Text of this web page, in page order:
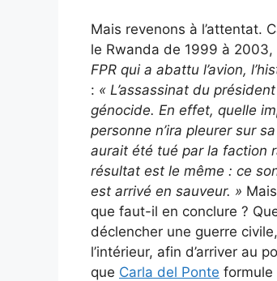
Mais revenons à l’attentat.
le Rwanda de 1999 à
FPR qui a abattu l’avion,
: « L’assassinat du
génocide. En effet, quelle
personne n’ira pleurer sur
aurait été tué par la faction
résultat est le même : ce
est arrivé en sauveur. »
que faut-il en conclure ?
déclencher une guerre
l’intérieur, afin d’arriver au
que Carla del Ponte formule